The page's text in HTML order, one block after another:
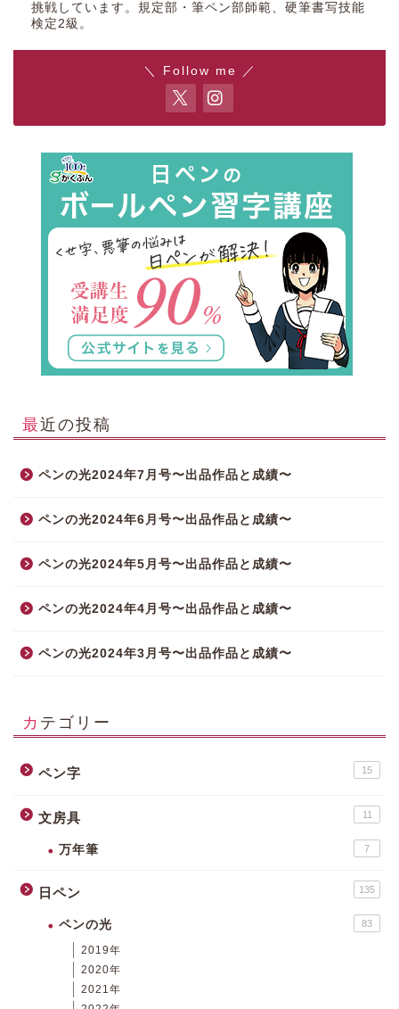
挑戦しています。規定部・筆ペン部師範、硬筆書写技能
検定2級。
＼ Follow me ／
最近の投稿
ペンの光2024年7月号〜出品作品と成績〜
ペンの光2024年6月号〜出品作品と成績〜
ペンの光2024年5月号〜出品作品と成績〜
ペンの光2024年4月号〜出品作品と成績〜
ペンの光2024年3月号〜出品作品と成績〜
カテゴリー
ペン字 15
文房具 11
万年筆 7
日ペン 135
ペンの光 83
2019年
2020年
2021年